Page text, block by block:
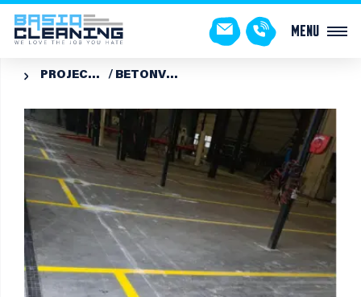
Menu
 PROJECTEN BETONVLOEREN REINIGEN EN AANBRENGEN COATING TILBURG